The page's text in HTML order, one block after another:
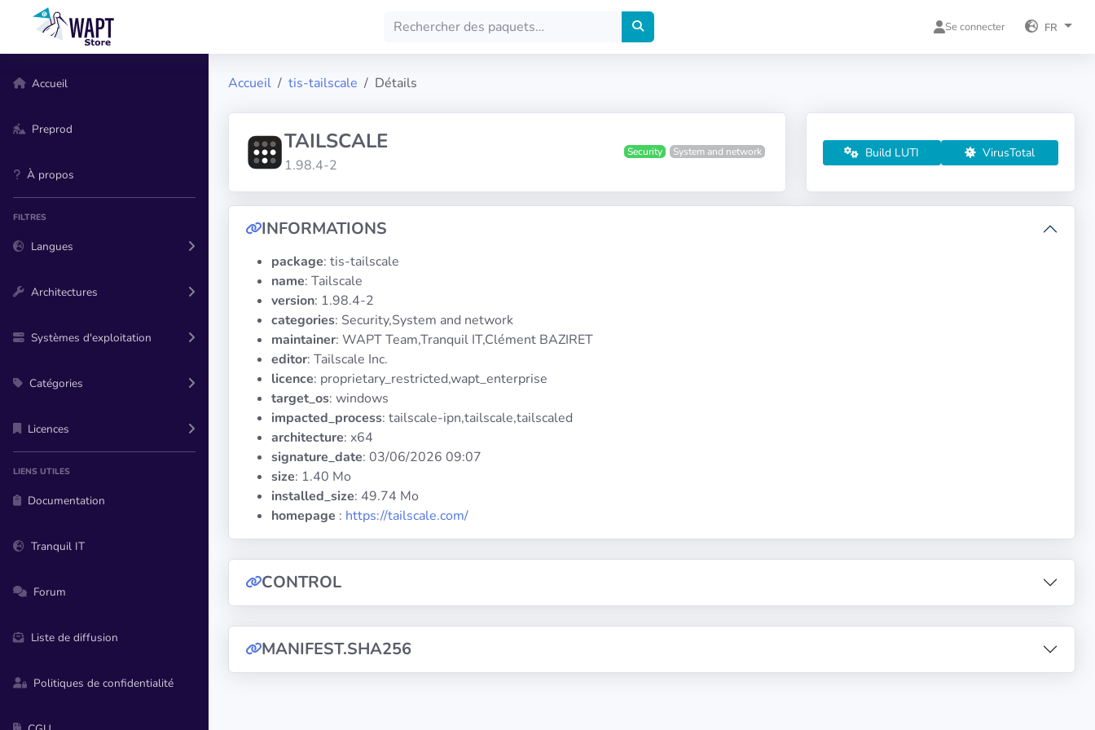
Se connecter FR
Accueil
Preprod
À propos
FILTRES
Langues
Architectures
Systèmes d'exploitation
Catégories
Licences
LIENS UTILES
Documentation
Tranquil IT
Forum
Liste de diffusion
Politiques de confidentialité
Accueil tis-tailscale Détails
TAILSCALE
1.98.4-2
Security System and network Build LUTI VirusTotal
INFORMATIONS
package: tis-tailscale
name: Tailscale
version: 1.98.4-2
categories: Security,System and network
maintainer: WAPT Team,Tranquil IT,Clément BAZIRET
editor: Tailscale Inc.
licence: proprietary_restricted,wapt_enterprise
target_os: windows
impacted_process: tailscale-ipn,tailscale,tailscaled
architecture: x64
signature_date: 03/06/2026 09:07
size: 1.40 Mo
installed_size: 49.74 Mo
homepage : https://tailscale.com/
CONTROL
MANIFEST.SHA256